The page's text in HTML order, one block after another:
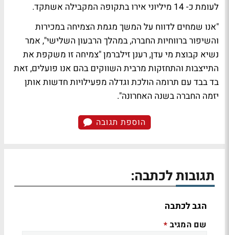
לעומת כ- 14 מיליוני אירו בתקופה המקבילה אשתקד.
"אנו שמחים לדווח על המשך מגמת הצמיחה במכירות
והשיפור ברווחיות החברה, במהלך הרבעון השלישי", אמר
נשיא קבוצת מי עדן, רענן זילברמן "צמיחה זו משקפת את
התייצבות והתחזקות מרבית השווקים בהם אנו פועלים, זאת
בד בבד עם תרומה הולכת וגדלה מפעילויות חדשות אותן
יזמה החברה בשנה האחרונה".
הוספת תגובה
תגובות לכתבה:
הגב לכתבה
שם המגיב *